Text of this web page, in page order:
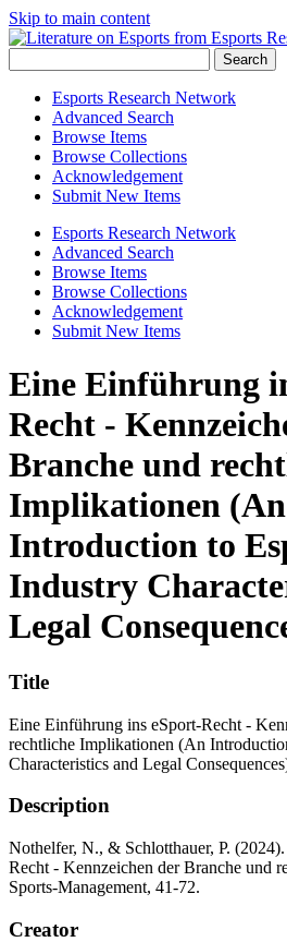
Skip to main content
Search
Esports Research Network
Advanced Search
Browse Items
Browse Collections
Acknowledgement
Submit New Items
Esports Research Network
Advanced Search
Browse Items
Browse Collections
Acknowledgement
Submit New Items
Eine Einführung
Recht -
Branche und
Implikationen (An
Introduction to
Industry
Legal
Title
Eine Einführung ins eSport-Recht -
rechtliche Implikationen (An
Characteristics and Legal
Description
Nothelfer, N., & Schlotthauer, P.
Recht - Kennzeichen der Branche und
Sports-Management, 41-72.
Creator